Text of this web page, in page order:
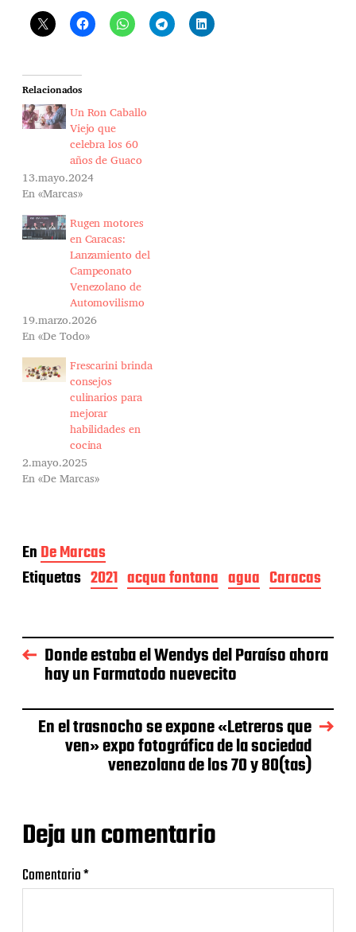
Relacionados
Un Ron Caballo
Viejo que
celebra los 60
años de Guaco
13.mayo.2024
En «Marcas»
Rugen motores
en Caracas:
Lanzamiento del
Campeonato
Venezolano de
Automovilismo
19.marzo.2026
En «De Todo»
Frescarini brinda
consejos
culinarios para
mejorar
habilidades en
cocina
2.mayo.2025
En «De Marcas»
EnDe Marcas
Etiquetas 2021 acqua fontana agua Caracas
Donde estaba el Wendys del Paraíso ahora
hay un Farmatodo nuevecito
En el trasnocho se expone «Letreros que
ven» expo fotográfica de la sociedad
venezolana de los 70 y 80(tas)
Deja un comentario
Comentario*